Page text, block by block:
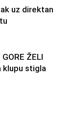
uz direktan
ŽELI
klupu stigla